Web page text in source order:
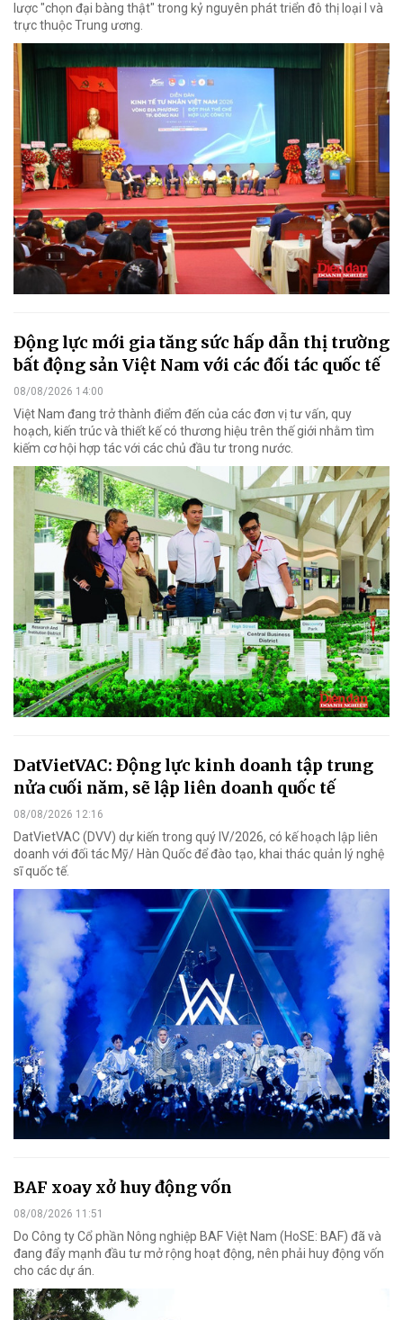
lược "chọn đại bàng thật" trong kỷ nguyên phát triển đô thị loại I và
trực thuộc Trung ương.
Động lực mới gia tăng sức hấp dẫn thị trường
bất động sản Việt Nam với các đối tác quốc tế
08/08/2026 14:00
Việt Nam đang trở thành điểm đến của các đơn vị tư vấn, quy
hoạch, kiến trúc và thiết kế có thương hiệu trên thế giới nhằm tìm
kiếm cơ hội hợp tác với các chủ đầu tư trong nước.
DatVietVAC: Động lực kinh doanh tập trung
nửa cuối năm, sẽ lập liên doanh quốc tế
08/08/2026 12:16
DatVietVAC (DVV) dự kiến trong quý IV/2026, có kế hoạch lập liên
doanh với đối tác Mỹ/ Hàn Quốc để đào tạo, khai thác quản lý nghệ
sĩ quốc tế.
BAF xoay xở huy động vốn
08/08/2026 11:51
Do Công ty Cổ phần Nông nghiệp BAF Việt Nam (HoSE: BAF) đã và
đang đẩy mạnh đầu tư mở rộng hoạt động, nên phải huy động vốn
cho các dự án.